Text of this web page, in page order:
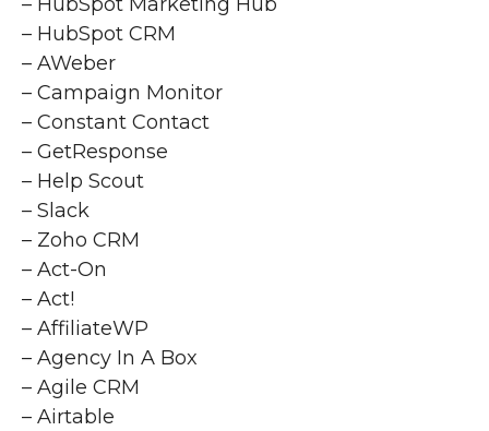
– HubSpot CRM
– AWeber
– Campaign Monitor
– Constant Contact
– GetResponse
– Help Scout
– Slack
– Zoho CRM
– Act-On
– Act!
– AffiliateWP
– Agency In A Box
– Agile CRM
– Airtable